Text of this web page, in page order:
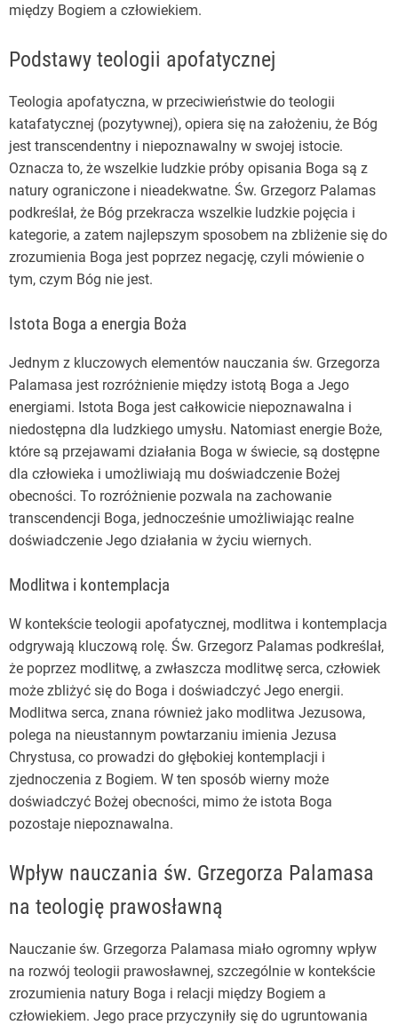
między Bogiem a człowiekiem.
Podstawy teologii apofatycznej
Teologia apofatyczna, w przeciwieństwie do teologii
katafatycznej (pozytywnej), opiera się na założeniu, że Bóg
jest transcendentny i niepoznawalny w swojej istocie.
Oznacza to, że wszelkie ludzkie próby opisania Boga są z
natury ograniczone i nieadekwatne. Św. Grzegorz Palamas
podkreślał, że Bóg przekracza wszelkie ludzkie pojęcia i
kategorie, a zatem najlepszym sposobem na zbliżenie się do
zrozumienia Boga jest poprzez negację, czyli mówienie o
tym, czym Bóg nie jest.
Istota Boga a energia Boża
Jednym z kluczowych elementów nauczania św. Grzegorza
Palamasa jest rozróżnienie między istotą Boga a Jego
energiami. Istota Boga jest całkowicie niepoznawalna i
niedostępna dla ludzkiego umysłu. Natomiast energie Boże,
które są przejawami działania Boga w świecie, są dostępne
dla człowieka i umożliwiają mu doświadczenie Bożej
obecności. To rozróżnienie pozwala na zachowanie
transcendencji Boga, jednocześnie umożliwiając realne
doświadczenie Jego działania w życiu wiernych.
Modlitwa i kontemplacja
W kontekście teologii apofatycznej, modlitwa i kontemplacja
odgrywają kluczową rolę. Św. Grzegorz Palamas podkreślał,
że poprzez modlitwę, a zwłaszcza modlitwę serca, człowiek
może zbliżyć się do Boga i doświadczyć Jego energii.
Modlitwa serca, znana również jako modlitwa Jezusowa,
polega na nieustannym powtarzaniu imienia Jezusa
Chrystusa, co prowadzi do głębokiej kontemplacji i
zjednoczenia z Bogiem. W ten sposób wierny może
doświadczyć Bożej obecności, mimo że istota Boga
pozostaje niepoznawalna.
Wpływ nauczania św. Grzegorza Palamasa
na teologię prawosławną
Nauczanie św. Grzegorza Palamasa miało ogromny wpływ
na rozwój teologii prawosławnej, szczególnie w kontekście
zrozumienia natury Boga i relacji między Bogiem a
człowiekiem. Jego prace przyczyniły się do ugruntowania